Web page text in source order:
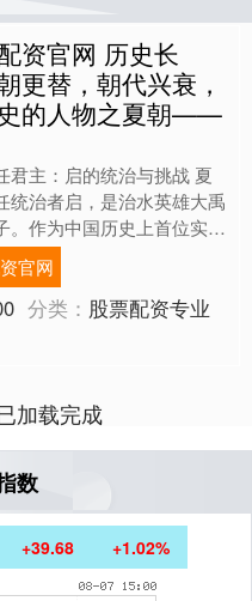
资官网 历史长
更替，朝代兴衰，
的人物之夏朝——
君主：启的统治与挑战 夏
统治者启，是治水英雄大禹
。作为中国历史上首位实现
的君主，启的统治充满了传
被称为夏启、帝....
官网
分类： 股票配资专业
加载完成
数
+39.68 +1.02%